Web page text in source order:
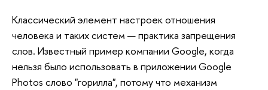
Классический элемент настроек отношения
человека и таких систем — практика запрещения
слов. Известный пример компании Google, когда
нельзя было использовать в приложении Google
Photos слово "горилла", потому что механизм